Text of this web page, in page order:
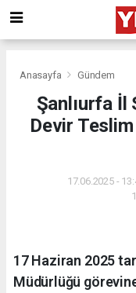
Anasayfa Gündem
Şanlıurfa İl
Devir
17.06.2025 -
17 Haziran 2025
Müdürlüğü